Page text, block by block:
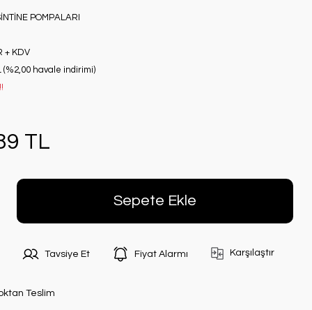
POMPALARI
+ KDV
(%2,00 havale indirimi)
TL
Sepete Ekle
Tavsiye Et Fiyat Alarmı Karşılaştır
Teslim